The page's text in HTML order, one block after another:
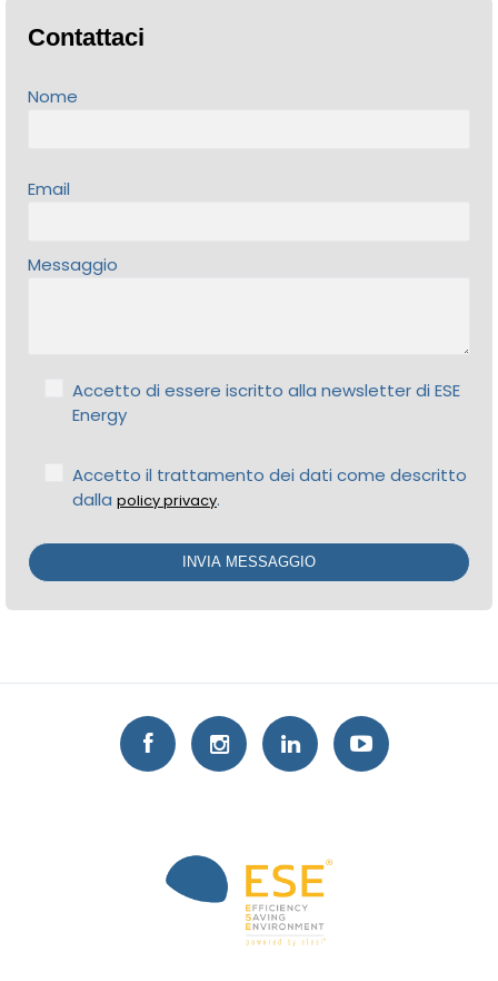
Contattaci
Nome
Email
Messaggio
Accetto di essere iscritto alla newsletter di ESE
Energy
Accetto il trattamento dei dati come descritto
dalla policy privacy.